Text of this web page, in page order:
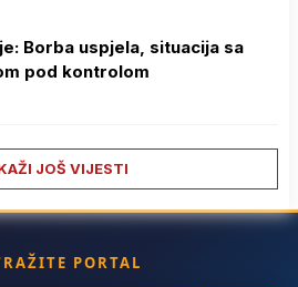
Borba uspjela, situacija sa
pod kontrolom
JOŠ VIJESTI
PORTAL